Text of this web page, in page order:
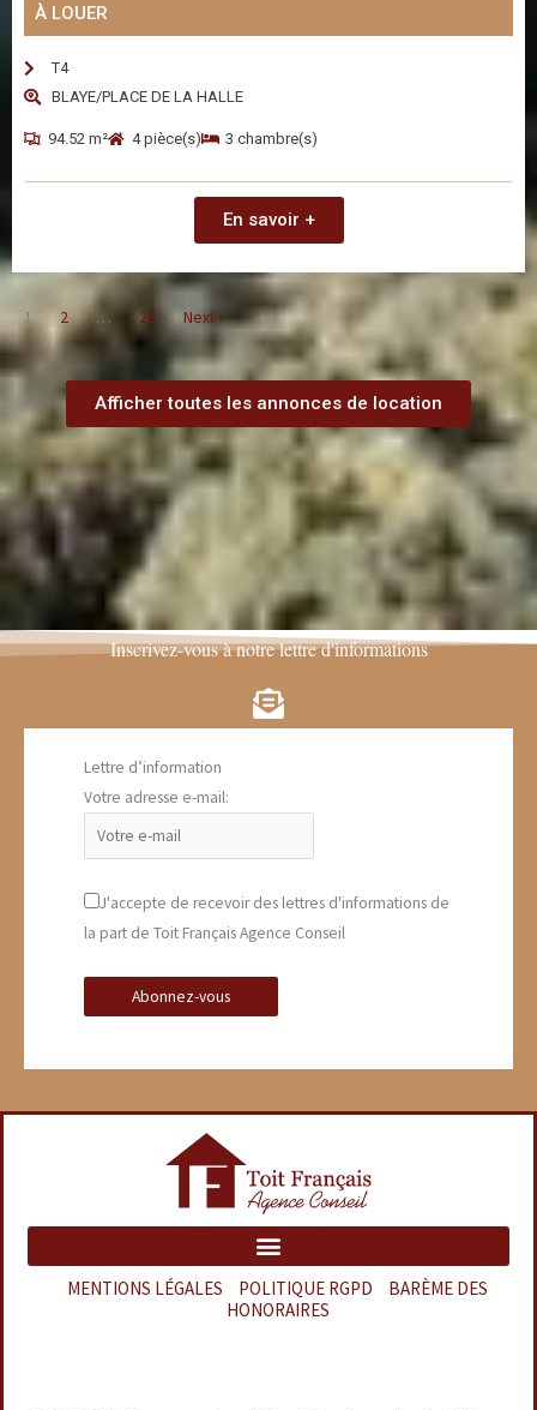
À LOUER
T4
BLAYE/PLACE DE LA HALLE
94.52 m² 4 pièce(s) 3 chambre(s)
En savoir +
1 2 … 28 Next »
Afficher toutes les annonces de location
Inscrivez-vous à notre lettre d'informations
Lettre d’information
Votre adresse e-mail:
J'accepte de recevoir des lettres d'informations de
la part de Toit Français Agence Conseil
MENTIONS LÉGALES POLITIQUE RGPD
BARÈME DES
HONORAIRES